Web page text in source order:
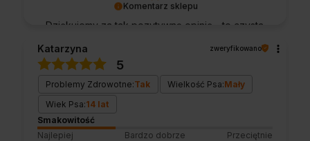
Komentarz sklepu
Dziękujemy za tak pozytywną opinię - to czysta
Doceniamy czas i wysiłek włożony w
podzielenie się z nami Twoimi
doświadczeniami. Do zobaczenia!
Katarzyna zweryfikowano
5
Problemy Zdrowotne:Tak Wielkość Psa:Mały
Wiek Psa:14 lat
Smakowitość
Najlepiej
Bardzo dobrze
Przeciętnie